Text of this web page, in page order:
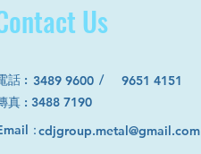
9651 4151
話 : /
：cdjgroup.metal@gmail.com
Us
3489 9600
真 : 3488 7190